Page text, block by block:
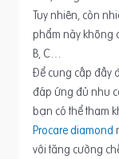
Tuy nhiên, còn
phẩm này không
B, C…
Để cung cấp đầy
đáp ứng đủ nhu
bạn có thể tham
Procare diamond
với tăng cường